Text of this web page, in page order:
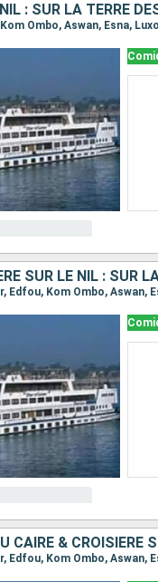
: SUR LA TERRE
Ombo, Aswan, Esna,
SUR LE NIL : SUR
Edfou, Kom Ombo, Aswan,
CAIRE & CROISIÈRE
Edfou, Kom Ombo, Aswan,